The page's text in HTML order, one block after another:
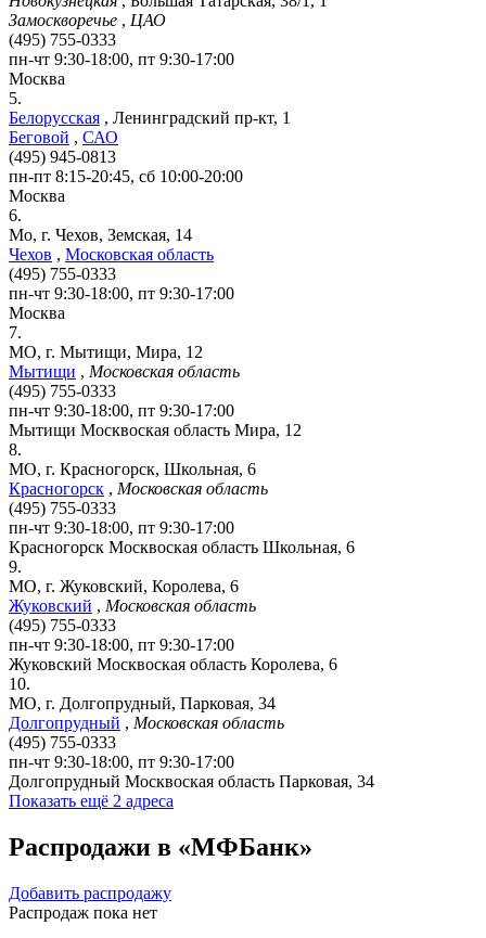
Замоскворечье , ЦАО
(495) 755-0333
пн-чт 9:30-18:00, пт 9:30-17:00
Москва
5.
Белорусская , Ленинградский пр-кт, 1
Беговой , САО
(495) 945-0813
пн-пт 8:15-20:45, сб 10:00-20:00
Москва
6.
Мо, г. Чехов, Земская, 14
Чехов , Московская область
(495) 755-0333
пн-чт 9:30-18:00, пт 9:30-17:00
Москва
7.
МО, г. Мытищи, Мира, 12
Мытищи , Московская область
(495) 755-0333
пн-чт 9:30-18:00, пт 9:30-17:00
Мытищи Москвоская область Мира, 12
8.
МО, г. Красногорск, Школьная, 6
Красногорск , Московская область
(495) 755-0333
пн-чт 9:30-18:00, пт 9:30-17:00
Красногорск Москвоская область Школьная, 6
9.
МО, г. Жуковский, Королева, 6
Жуковский , Московская область
(495) 755-0333
пн-чт 9:30-18:00, пт 9:30-17:00
Жуковский Москвоская область Королева, 6
10.
МО, г. Долгопрудный, Парковая, 34
Долгопрудный , Московская область
(495) 755-0333
пн-чт 9:30-18:00, пт 9:30-17:00
Долгопрудный Москвоская область Парковая, 34
Показать ещё 2 адреса
Распродажи в «МФБанк»
Добавить распродажу
Распродаж пока нет